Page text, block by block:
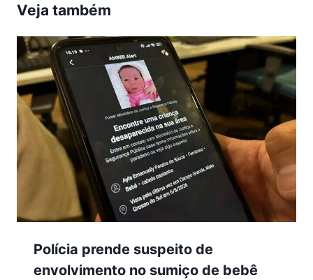
Veja também
Polícia prende suspeito de
envolvimento no sumiço de bebê